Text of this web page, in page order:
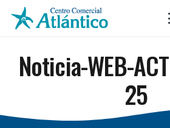
Noticia-WEB-
25